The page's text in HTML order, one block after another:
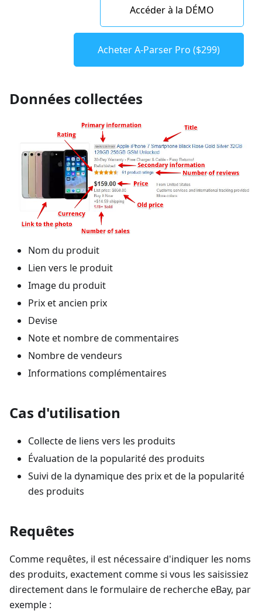
Accéder à la DÉMO
Acheter A-Parser Pro ($299)
Données collectées
Nom du produit
Lien vers le produit
Image du produit
Prix et ancien prix
Devise
Note et nombre de commentaires
Nombre de vendeurs
Informations complémentaires
Cas d'utilisation
Collecte de liens vers les produits
Évaluation de la popularité des produits
Suivi de la dynamique des prix et de la popularité
des produits
Requêtes
Comme requêtes, il est nécessaire d'indiquer les noms
des produits, exactement comme si vous les saisissiez
directement dans le formulaire de recherche eBay, par
exemple :